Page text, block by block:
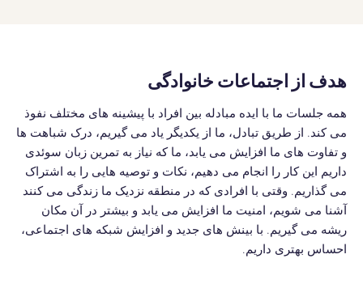
هدف از اجتماعات خانوادگی
همه جلسات ما با ایده مبادله بین افراد با پیشینه های مختلف نفوذ
می کند. از طریق تبادل، ما از یکدیگر یاد می گیریم، درک شباهت ها
و تفاوت های ما افزایش می یابد، ما که نیاز به تمرین زبان سوئدی
داریم این کار را انجام می دهیم، نکات و توصیه هایی را به اشتراک
می گذاریم. وقتی با افرادی که در منطقه نزدیک ما زندگی می کنند
آشنا می شویم، امنیت ما افزایش می یابد و بیشتر در آن مکان
ریشه می گیریم. با بینش های جدید و افزایش شبکه های اجتماعی،
احساس بهتری داریم.